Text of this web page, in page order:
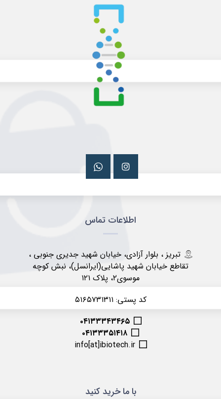
اطلاعات تماس
تبریز ، بلوار آزادی، خیابان شهید جدیری جنوبی ،
تقاطع خیابان شهید پاشایی(ایرانسل)، نبش کوچه
موسوی۲، پلاک ۱۲۱
کد پستی: ۵۱۶۵۷۳۱۳۱۱
۰۴۱۳۳۳۴۳۴۶۵
۰۴۱۳۳۳۵۱۴۱۸
info[at]ibiotech.ir
با ما خرید کنید